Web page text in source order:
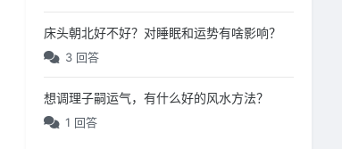
床头朝北好不好？对睡眠和运势有啥影响？
3 回答
想调理子嗣运气，有什么好的风水方法？
1 回答